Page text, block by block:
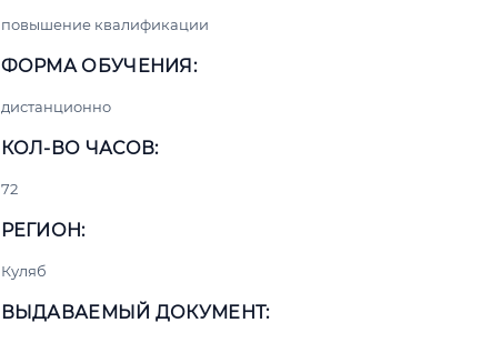
повышение квалификации
ФОРМА ОБУЧЕНИЯ:
дистанционно
КОЛ-ВО ЧАСОВ:
72
РЕГИОН:
Куляб
ВЫДАВАЕМЫЙ ДОКУМЕНТ: